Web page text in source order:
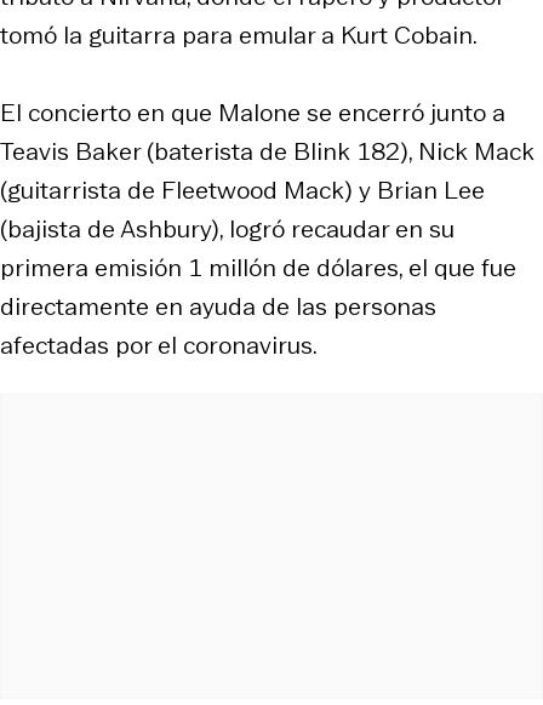
tomó la guitarra para emular a Kurt Cobain.
El concierto en que Malone se encerró junto a
Teavis Baker (baterista de Blink 182), Nick Mack
(guitarrista de Fleetwood Mack) y Brian Lee
(bajista de Ashbury), logró recaudar en su
primera emisión 1 millón de dólares, el que fue
directamente en ayuda de las personas
afectadas por el coronavirus.